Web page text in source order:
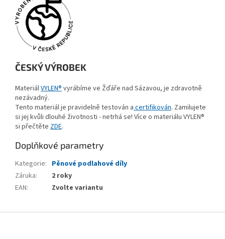
ČESKÝ VÝROBEK
MateriálVYLEN® vyrábíme ve Žďáře nad Sázavou, je zdravotně
nezávadný.
Tento materiál je pravidelně testován a certifikován. Zamilujete
si jej kvůli dlouhé životnosti - netrhá se! Více o materiálu VYLEN®
si přečtěte ZDE.
Doplňkové parametry
Kategorie: Pěnové podlahové díly
Záruka:
2 roky
EAN: Zvolte variantu